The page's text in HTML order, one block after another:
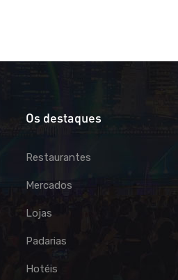
Os destaques
Restaurantes
Mercados
Lojas
Padarias
Hotéis